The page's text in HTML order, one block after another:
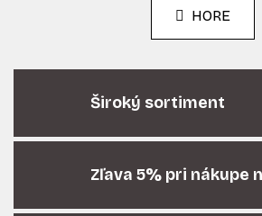
l
á
d
a
i
p
r
v
k
k
a
i
HORE
Široký sortiment
Zľava 5% pri nákupe